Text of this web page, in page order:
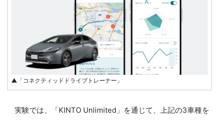
▲「コネクティッドドライブトレーナー」
実験では、「KINTO Unlimited」を通じて、上記の3車種を